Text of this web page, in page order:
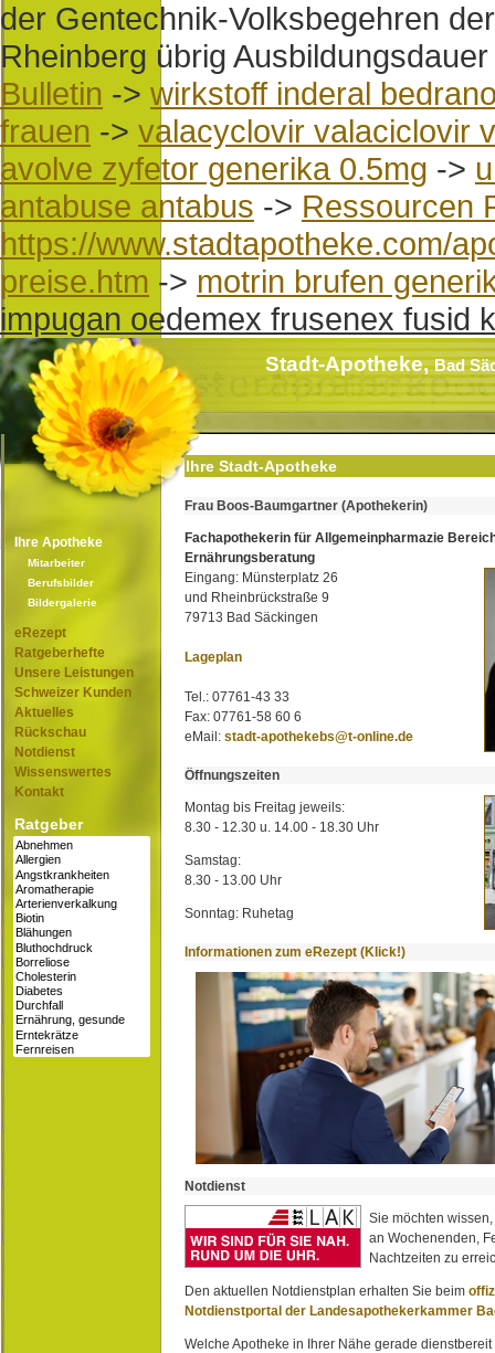
der Gentechnik-Volksbegehren
Rheinberg übrig
Bulletin -> wirkstoff inderal
frauen -> valacyclovir valaciclovir
avolve zyfetor generika 0.5mg ->
antabuse antabus -> Ressourcen
https://www.stadtapotheke.com/
preise.htm -> motrin brufen
impugan oedemex frusenex fusid
Stadt-Apotheke,Bad
Ihre Apotheke
Mitarbeiter
Berufsbilder
Bildergalerie
eRezept
Ratgeberhefte
Unsere Leistungen
Schweizer Kunden
Aktuelles
Rückschau
Notdienst
Wissenswertes
Kontakt
Ratgeber
Ihre Stadt-Apotheke
Frau Boos-Baumgartner (Apothekerin)
Fachapothekerin für Allgemeinpharmazie
Ernährungsberatung
Eingang: Münsterplatz 26
und Rheinbrückstraße 9
79713 Bad Säckingen
Lageplan
Tel.: 07761-43 33
Fax: 07761-58 60 6
eMail: stadt-apothekebs@t-online.de
Öffnungszeiten
Montag bis Freitag jeweils:
8.30 - 12.30 u. 14.00 - 18.30 Uhr
Samstag:
8.30 - 13.00 Uhr
Sonntag: Ruhetag
Informationen zum eRezept (Klick!)
Notdienst
Sie möchten
an Wochenenden,
Nachtzeiten zu
Den aktuellen Notdienstplan erhalten Sie beim
Notdienstportal der Landesapothekerkammer
Welche Apotheke in Ihrer Nähe gerade